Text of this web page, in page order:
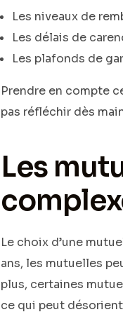
Les niveaux de
Les délais de
Les plafonds de
Prendre en compte
pas réfléchir dès
Les
Le choix d’une
ans, les mutuelles
plus, certaines
ce qui peut